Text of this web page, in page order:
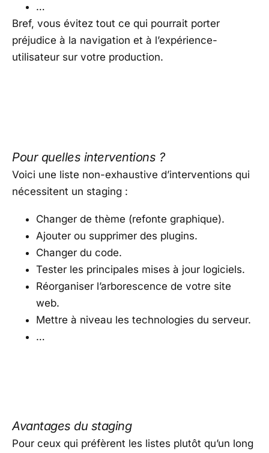
…
Bref, vous évitez tout ce qui pourrait porter
préjudice à la navigation et à l’expérience-
utilisateur sur votre production.
Pour quelles interventions ?
Voici une liste non-exhaustive d’interventions qui
nécessitent un staging :
Changer de thème (refonte graphique).
Ajouter ou supprimer des plugins.
Changer du code.
Tester les principales mises à jour logiciels.
Réorganiser l’arborescence de votre site
web.
Mettre à niveau les technologies du serveur.
…
Avantages du staging
Pour ceux qui préfèrent les listes plutôt qu’un long